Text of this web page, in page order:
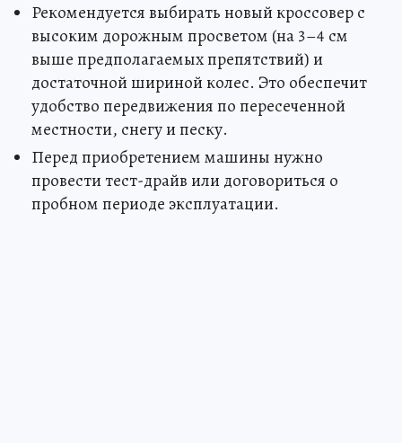
Рекомендуется выбирать новый кроссовер с
высоким дорожным просветом (на 3–4 см
выше предполагаемых препятствий) и
достаточной шириной колес. Это обеспечит
удобство передвижения по пересеченной
местности, снегу и песку.
Перед приобретением машины нужно
провести тест-драйв или договориться о
пробном периоде эксплуатации.